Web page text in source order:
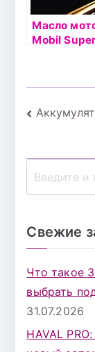
Масло
Mobil
Свежие
Что такое
выбрать
31.07.2026
HAVAL